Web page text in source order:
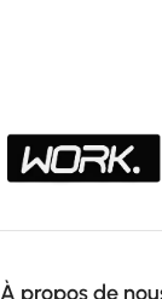
À propos de